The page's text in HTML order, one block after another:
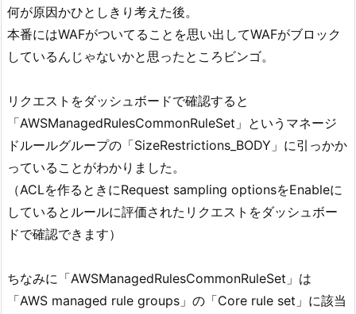
何が原因かひとしきり考えた後。
本番にはWAFがついてることを思い出してWAFがブロック
しているんじゃないかと思ったところビンゴ。
リクエストをダッシュボードで確認すると
「AWSManagedRulesCommonRuleSet」というマネージ
ドルールグループの「SizeRestrictions_BODY」に引っかか
っていることがわかりました。
（ACLを作るときにRequest sampling optionsをEnableに
しているとルールに評価されたリクエストをダッシュボー
ドで確認できます）
ちなみに「AWSManagedRulesCommonRuleSet」は
「AWS managed rule groups」の「Core rule set」に該当